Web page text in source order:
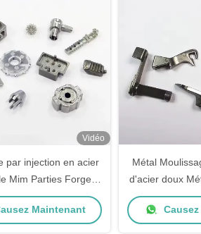
Vidéo
par injection en acier
Mim Parties Forgeur
frittage pour navires
Maintenant
Métal
d'acier doux
pièces